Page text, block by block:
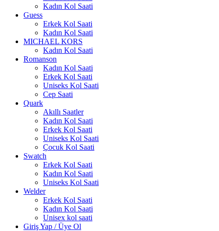
Kadın Kol Saati
Guess
Erkek Kol Saati
Kadın Kol Saati
MICHAEL KORS
Kadın Kol Saati
Romanson
Kadın Kol Saati
Erkek Kol Saati
Uniseks Kol Saati
Cep Saati
Quark
Akıllı Saatler
Kadın Kol Saati
Erkek Kol Saati
Uniseks Kol Saati
Çocuk Kol Saati
Swatch
Erkek Kol Saati
Kadın Kol Saati
Uniseks Kol Saati
Welder
Erkek Kol Saati
Kadın Kol Saati
Unisex kol saati
Giriş Yap / Üye Ol